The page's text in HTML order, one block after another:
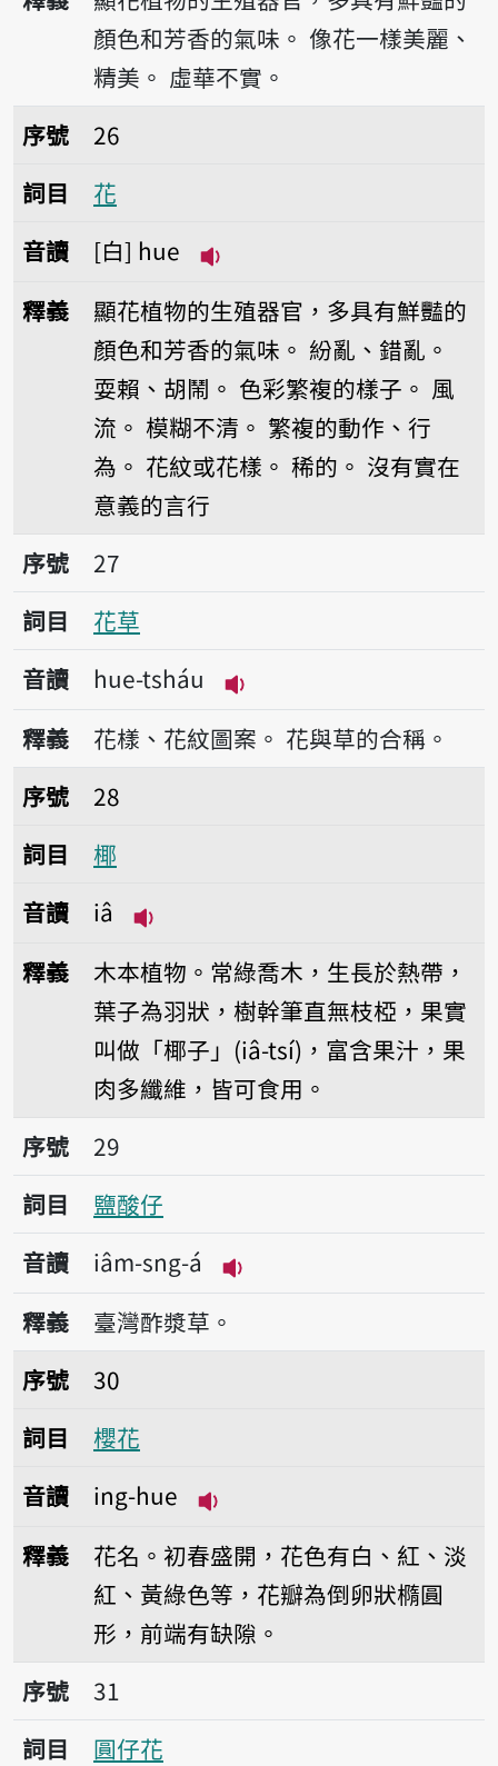
顏色和芳香的氣味。 像花一樣美麗、
精美。 虛華不實。
序號26花
序號
26
詞目
花
音讀
白 hue
釋義
顯花植物的生殖器官，多具有鮮豔的
顏色和芳香的氣味。 紛亂、錯亂。
耍賴、胡鬧。 色彩繁複的樣子。 風
流。 模糊不清。 繁複的動作、行
為。 花紋或花樣。 稀的。 沒有實在
意義的言行
序號27花草
序號
27
詞目
花草
音讀
hue-tsháu
播放音讀hue-tsháu
釋義 花樣、花紋圖案。 花與草的合稱。
序號28椰
序號
28
詞目
椰
音讀
iâ
釋義
木本植物。常綠喬木，生長於熱帶，
葉子為羽狀，樹幹筆直無枝椏，果實
叫做「椰子」(iâ-tsí)，富含果汁，果
肉多纖維，皆可食用。
序號29鹽酸仔
序號
29
詞目
鹽酸仔
音讀
iâm-sng-á
播放音讀iâm-sng-á
釋義
臺灣酢漿草。
序號30櫻花
序號
30
詞目
櫻花
音讀
ing-hue
釋義
花名。初春盛開，花色有白、紅、淡
紅、黃綠色等，花瓣為倒卵狀橢圓
形，前端有缺隙。
序號31圓仔花
序號
31
詞目
圓仔花